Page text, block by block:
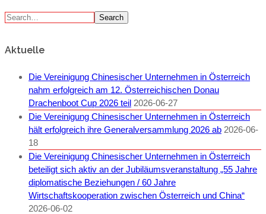
Search
Aktuelle
Die Vereinigung Chinesischer Unternehmen in Österreich
nahm erfolgreich am 12. Österreichischen Donau
Drachenboot Cup 2026 teil 2026-06-27
Die Vereinigung Chinesischer Unternehmen in Österreich
hält erfolgreich ihre Generalversammlung 2026 ab 2026-06-
18
Die Vereinigung Chinesischer Unternehmen in Österreich
beteiligt sich aktiv an der Jubiläumsveranstaltung „55 Jahre
diplomatische Beziehungen / 60 Jahre
Wirtschaftskooperation zwischen Österreich und China“
2026-06-02